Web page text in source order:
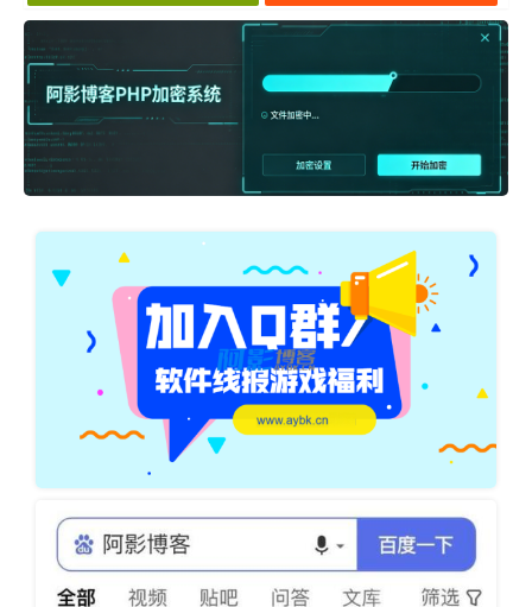
1597913400474109(1).png
QQ交流群/阿影博客官方防失联群 欢迎各位朋友进群！，分类：未分
类，标签：阿影博客官方防失联群, 阿影博客QQ群